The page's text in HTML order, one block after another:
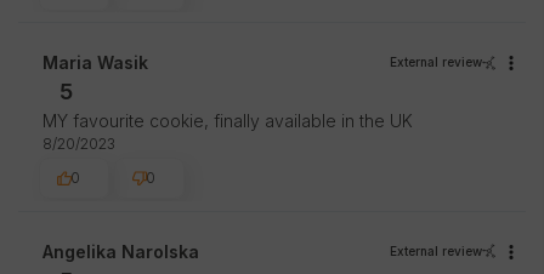
Maria Wasik External review
5
MY favourite cookie, finally available in the UK
8/20/2023
0
0
Angelika Narolska External review